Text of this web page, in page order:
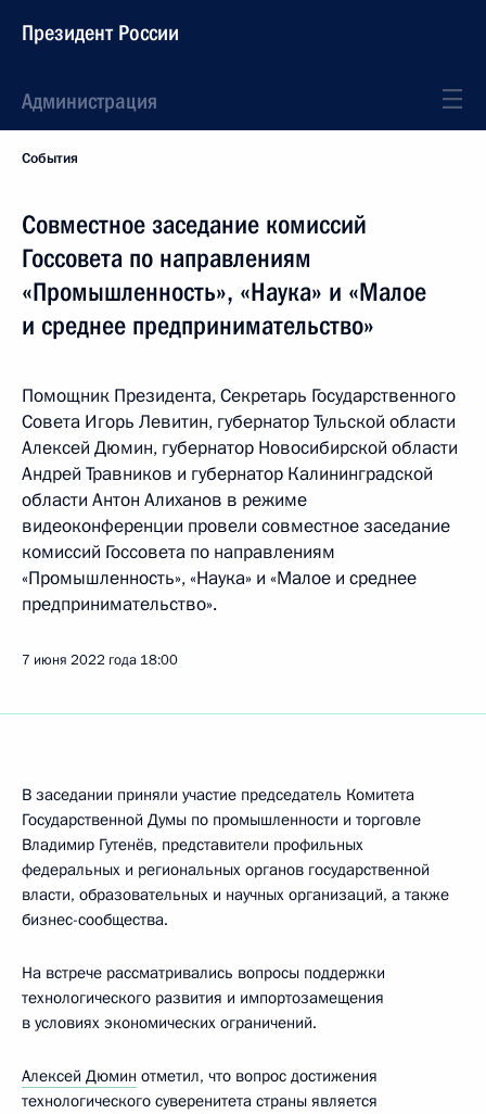
Президент России
Администрация
События
Cовместное заседание комиссий
Госcовета по направлениям
«Промышленность», «Наука» и «Малое
и среднее предпринимательство»
Помощник Президента, Секретарь Государственного
Совета Игорь Левитин, губернатор Тульской области
Алексей Дюмин, губернатор Новосибирской области
Андрей Травников и губернатор Калининградской
области Антон Алиханов в режиме
видеоконференции провели совместное заседание
комиссий Госсовета по направлениям
«Промышленность», «Наука» и «Малое и среднее
предпринимательство».
7 июня 2022 года 18:00
В заседании приняли участие председатель Комитета
Государственной Думы по промышленности и торговле
Владимир Гутенёв, представители профильных
федеральных и региональных органов государственной
власти, образовательных и научных организаций, а также
бизнес-сообщества.
На встрече рассматривались вопросы поддержки
технологического развития и импортозамещения
в условиях экономических ограничений.
Алексей Дюмин отметил, что вопрос достижения
технологического суверенитета страны является